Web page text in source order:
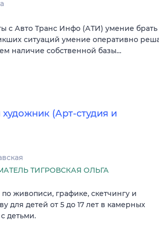
с Авто Транс Инфо (АТИ) умение брать
ситуаций умение оперативно
наличие собственной базы…
(Арт-студия и
ТИГРОВСКАЯ ОЛЬГА
живописи, графике, скетчингу и
для детей от 5 до 17 лет в камерных
детьми.